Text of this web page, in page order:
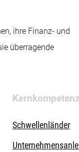
ihre Finanz- und
überragende
Schwellenländer